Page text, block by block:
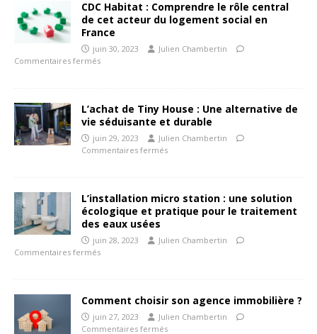
CDC Habitat : Comprendre le rôle central
de cet acteur du logement social en
France
juin 30, 2023
Julien Chambertin
Commentaires fermés
L’achat de Tiny House : Une alternative de
vie séduisante et durable
juin 29, 2023
Julien Chambertin
Commentaires fermés
L’installation micro station : une solution
écologique et pratique pour le traitement
des eaux usées
juin 28, 2023
Julien Chambertin
Commentaires fermés
Comment choisir son agence immobilière ?
juin 27, 2023
Julien Chambertin
Commentaires fermés